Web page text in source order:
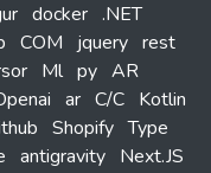
docker .NET
COM jquery rest
Ml py AR
ar C/C Kotlin
Shopify Type
antigravity Next.JS